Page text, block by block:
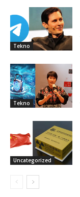
Tekno
Tekno
Uncategorized